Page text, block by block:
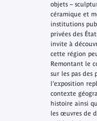
objets –
céramique et
institutions
privées des
invite à
cette région
Remontant le
sur les pas des
l’exposition
contexte
histoire ainsi
les œuvres de